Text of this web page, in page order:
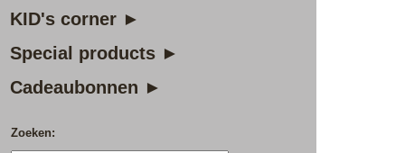
KID's corner ►
Special products ►
Cadeaubonnen ►
Zoeken: